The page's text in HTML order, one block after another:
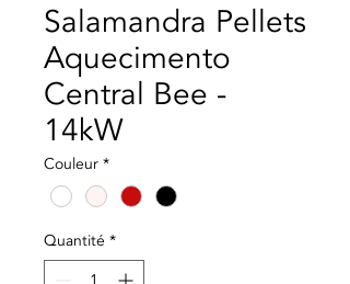
Salamandra Pellets
Aquecimento
Central Bee -
14kW
Couleur *
Quantité *